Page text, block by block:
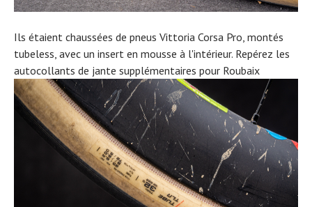
Ils étaient chaussées de pneus Vittoria Corsa Pro, montés
tubeless, avec un insert en mousse à l'intérieur. Repérez les
autocollants de jante supplémentaires pour Roubaix